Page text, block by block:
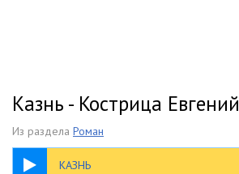
Казнь - Кострица Евгений
Из раздела Роман
КАЗНЬ
18:06